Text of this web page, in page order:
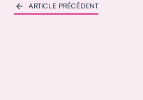
ARTICLE PRÉCÉDENT